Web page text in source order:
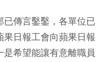
傳言鑿鑿，各單位已
日報工會向蘋果日報
希望能讓有意離職員